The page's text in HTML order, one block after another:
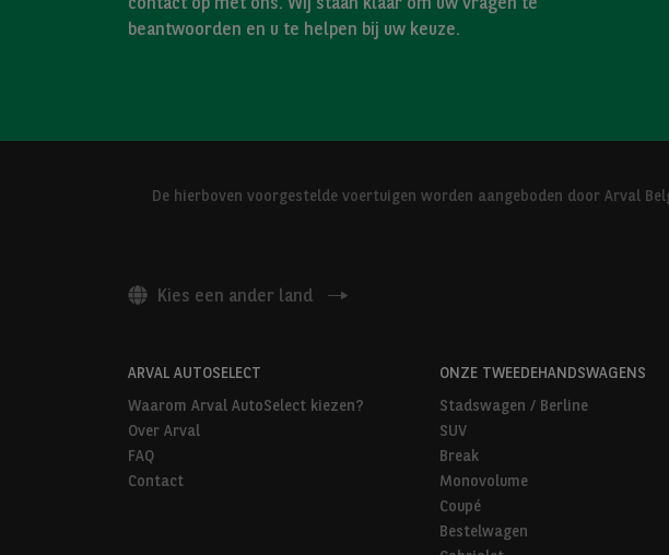
beantwoorden en u te helpen bij uw keuze.
De hierboven voorgestelde voertuigen worden aangeboden door Arval
Kies een ander land
ARVAL AUTOSELECT
Waarom Arval AutoSelect kiezen?
Over Arval
FAQ
Contact
ONZE TWEEDEHANDSWAGENS
Stadswagen / Berline
SUV
Break
Monovolume
Coupé
Bestelwagen